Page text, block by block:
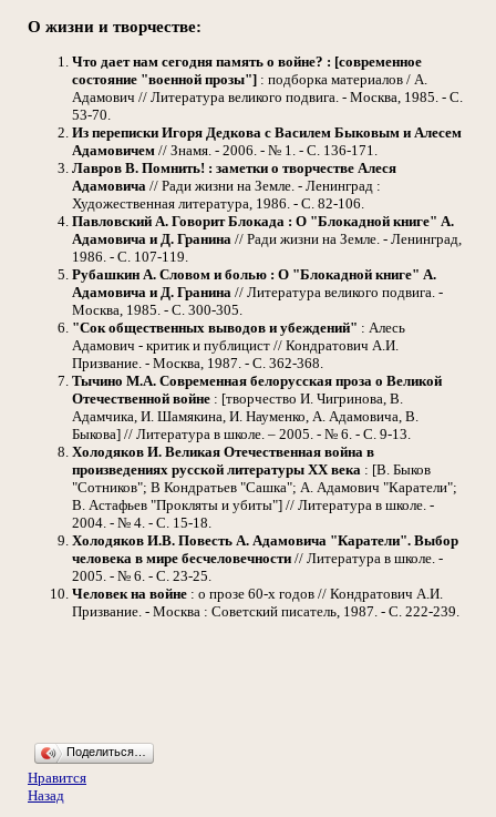
О жизни и творчестве:
Что дает нам сегодня память о войне? : [современное
состояние "военной прозы"] : подборка материалов / А.
Адамович // Литература великого подвига. - Москва, 1985. - С.
53-70.
Из переписки Игоря Дедкова с Василем Быковым и Алесем
Адамовичем // Знамя. - 2006. - № 1. - С. 136-171.
Лавров В. Помнить! : заметки о творчестве Алеся
Адамовича // Ради жизни на Земле. - Ленинград :
Художественная литература, 1986. - С. 82-106.
Павловский А. Говорит Блокада : О "Блокадной книге" А.
Адамовича и Д. Гранина // Ради жизни на Земле. - Ленинград,
1986. - С. 107-119.
Рубашкин А. Словом и болью : О "Блокадной книге" А.
Адамовича и Д. Гранина // Литература великого подвига. -
Москва, 1985. - С. 300-305.
"Сок общественных выводов и убеждений" : Алесь
Адамович - критик и публицист // Кондратович А.И.
Призвание. - Москва, 1987. - С. 362-368.
Тычино М.А. Современная белорусская проза о Великой
Отечественной войне : [творчество И. Чигринова, В.
Адамчика, И. Шамякина, И. Науменко, А. Адамовича, В.
Быкова] // Литература в школе. – 2005. - № 6. - С. 9-13.
Холодяков И. Великая Отечественная война в
произведениях русской литературы XX века : [В. Быков
"Сотников"; В Кондратьев "Сашка"; А. Адамович "Каратели";
В. Астафьев "Прокляты и убиты"] // Литература в школе. -
2004. - № 4. - С. 15-18.
Холодяков И.В. Повесть А. Адамовича "Каратели". Выбор
человека в мире бесчеловечности // Литература в школе. -
2005. - № 6. - С. 23-25.
Человек на войне : о прозе 60-х годов // Кондратович А.И.
Призвание. - Москва : Советский писатель, 1987. - С. 222-239.
Поделиться…
Нравится
Назад